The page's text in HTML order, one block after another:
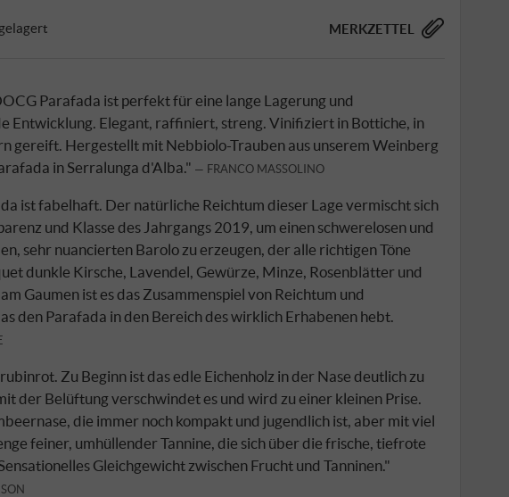
MERKZETTEL
Parafada ist perfekt für eine lange Lagerung und
Entwicklung. Elegant, raffiniert, streng. Vinifiziert in Bottiche, in
gereift. Hergestellt mit Nebbiolo-Trauben aus unserem Weinberg
in Serralunga d'Alba."
FRANCO MASSOLINO
ist fabelhaft. Der natürliche Reichtum dieser Lage vermischt sich
und Klasse des Jahrgangs 2019, um einen schwerelosen und
sehr nuancierten Barolo zu erzeugen, der alle richtigen Töne
dunkle Kirsche, Lavendel, Gewürze, Minze, Rosenblätter und
Gaumen ist es das Zusammenspiel von Reichtum und
den Parafada in den Bereich des wirklich Erhabenen hebt.
Zu Beginn ist das edle Eichenholz in der Nase deutlich zu
der Belüftung verschwindet es und wird zu einer kleinen Prise.
die immer noch kompakt und jugendlich ist, aber mit viel
feiner, umhüllender Tannine, die sich über die frische, tiefrote
Gleichgewicht zwischen Frucht und Tanninen."